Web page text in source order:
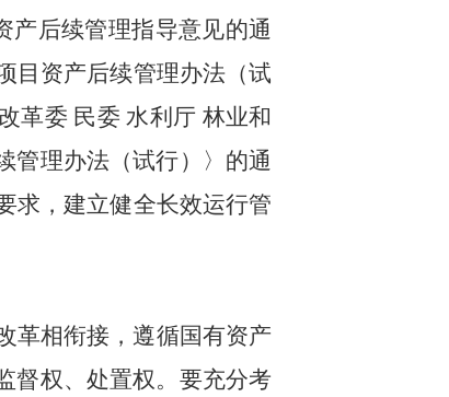
产后续管理指导意见的通
目资产后续管理办法（试
革委 民委 水利厅 林业和
管理办法（试行）〉的通
求，建立健全长效运行管
革相衔接，遵循国有资产
督权、处置权。要充分考